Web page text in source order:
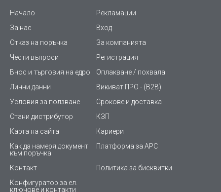
Начало
Рекламации
За нас
Вход
Отказ на поръчка
За компанията
Чести въпроси
Регистрация
Внос и търговия на едро
Оплакване / похвала
Лични данни
Викиват ПРО - (B2B)
Условия за ползване
Срокове и доставка
Стани дистрибутор
КЗП
Карта на сайта
Кариери
Как да намеря документ
към поръчка
Платформа за AРС
Контакт
Политика за бисквитки
Конфигуратор за ел.
ключове и контакти